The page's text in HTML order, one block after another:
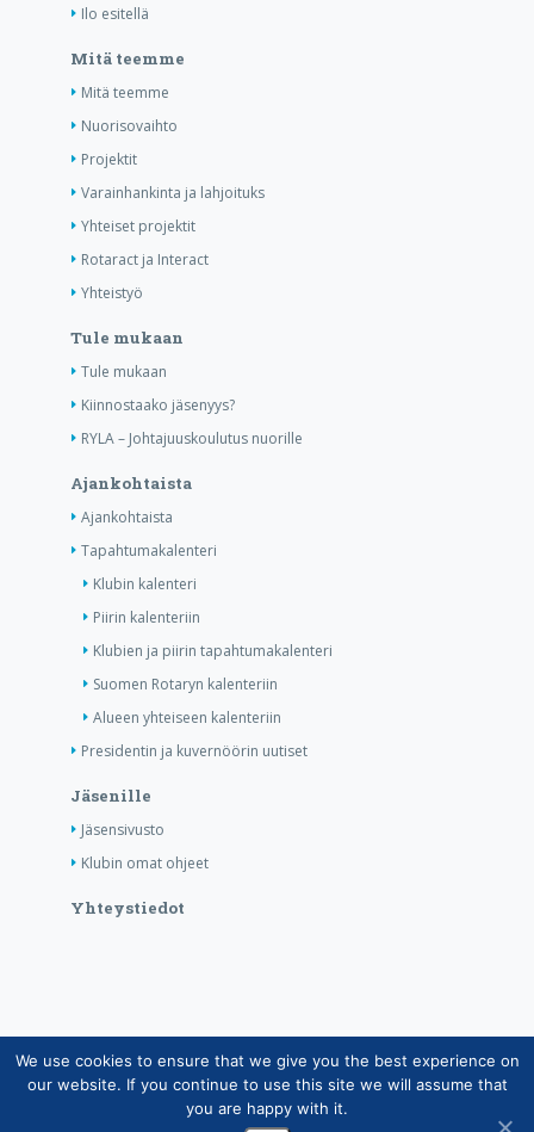
Ilo esitellä
Mitä teemme
Mitä teemme
Nuorisovaihto
Projektit
Varainhankinta ja lahjoituks
Yhteiset projektit
Rotaract ja Interact
Yhteistyö
Tule mukaan
Tule mukaan
Kiinnostaako jäsenyys?
RYLA – Johtajuuskoulutus nuorille
Ajankohtaista
Ajankohtaista
Tapahtumakalenteri
Klubin kalenteri
Piirin kalenteriin
Klubien ja piirin tapahtumakalenteri
Suomen Rotaryn kalenteriin
Alueen yhteiseen kalenteriin
Presidentin ja kuvernöörin uutiset
Jäsenille
Jäsensivusto
Klubin omat ohjeet
Yhteystiedot
Copyright © Suomen Rotarypalvelu ry 2026 |
Jäsentietojärjestelmän tietosuojaseloste|Henkilötietojen
käsittely Rotarytoiminnassa
We use cookies to ensure that we give you the best experience on
our website. If you continue to use this site we will assume that
you are happy with it.